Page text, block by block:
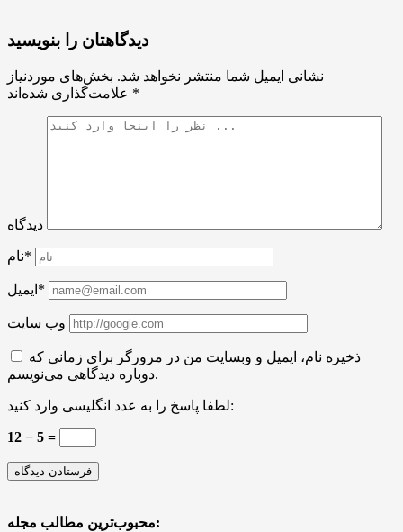
دیدگاهتان را بنویسید
نشانی ایمیل شما منتشر نخواهد شد. بخش‌های موردنیاز
*
دیدگاه
نام*
ایمیل*
وب سایت
ذخیره نام، ایمیل و وبسایت من در مرورگر برای زمانی که
دوباره دیدگاهی می‌نویسم.
لطفا پاسخ را به عدد انگلیسی وارد کنید:
12 − 5 =
محبوب‌ترین مطالب مجله: